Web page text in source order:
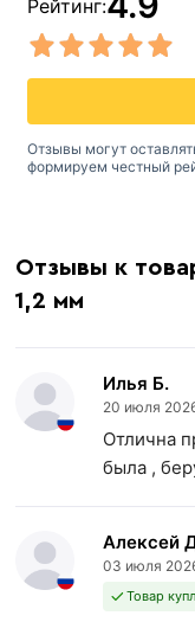
Отзывы к
1,2 мм
Илья Б.
20 июля
Отлична
была ,
Алексей
03 июля
Товар
Рейтинг:
Отзывы могут
формируем честный